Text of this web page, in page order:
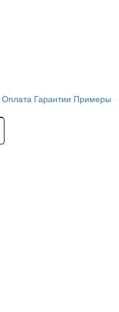
Оплата Гарантии Примеры